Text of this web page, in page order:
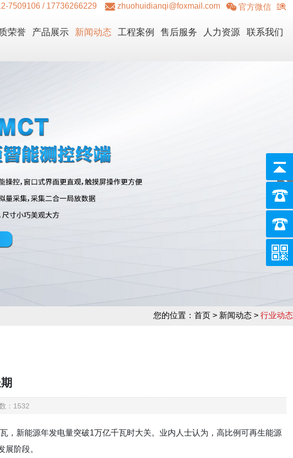
7509106 / 17736266229 zhuohuidianqi@foxmail.com 官方微信
荣誉 产品展示 新闻动态 工程案例 售后服务 人力资源 联系我们
您的位置： 首页 > 新闻动态 > 行业动态
：1532
，新能源年发电量突破1万亿千瓦时大关。业内人士认为，高比例可再生能源
展阶段。